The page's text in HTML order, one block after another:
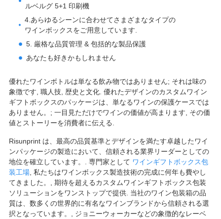
ルベルグ 5+1 印刷機
4.あらゆるシーンに合わせてさまざまなタイプの
ワインボックスをご用意しています.
5. 厳格な品質管理 & 包括的な製品保護
あなたも好きかもしれません
優れたワインボトルは単なる飲み物ではありません; それは味の
象徴です, 職人技, 歴史と文化. 優れたデザインのカスタムワイン
ギフトボックスのパッケージは、単なるワインの保護ケースでは
ありません。; 一目見ただけでワインの価値が高まります, その価
値とストーリーを消費者に伝える.
Risunprint は、最高の品質基準とデザインを満たす卓越したワイ
ンパッケージの製造において、信頼される業界リーダーとしての
地位を確立しています。. 専門家として ワインギフトボックス包
装工場, 私たちはワインボックス製造技術の完成に何年も費やし
てきました。, 期待を超えるカスタムワインギフトボックス包装
ソリューションをワンストップで提供. 当社のワイン包装箱の品
質は、数多くの世界的に有名なワインブランドから信頼される選
択となっています。, ジョニーウォーカーなどの象徴的なレーベ